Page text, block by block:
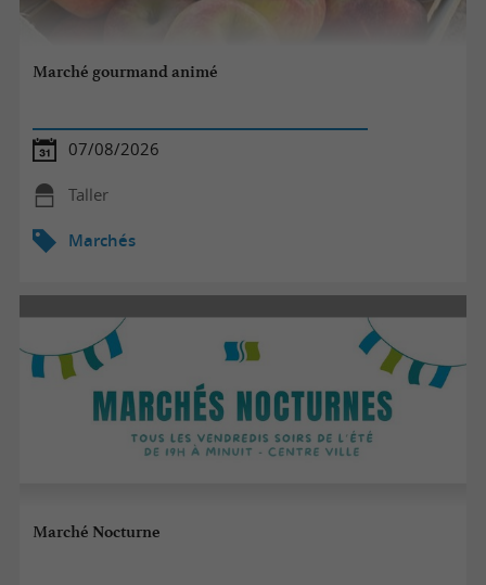
Marché gourmand animé
07/08/2026
Taller
Marchés
Marché Nocturne